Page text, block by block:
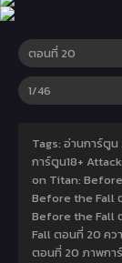
Tags: อ่านการ์ตู
การ์ตูน18+
on Titan:
Before the Fall
Before the Fall
Fall ตอนที่ 20 คว
ตอนที่ 20 ภาพกา